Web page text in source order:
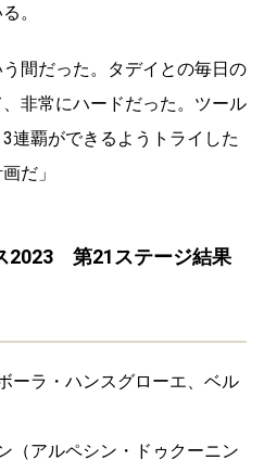
。
間だった。タデイとの毎日の
非常にハードだった。ツール
連覇ができるようトライした
だ」
2023 第21ステージ結果
ラ・ハンスグローエ、ベル
アルペシン・ドゥクーニン